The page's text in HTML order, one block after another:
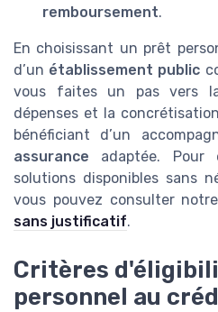
remboursement.
En choisissant un prêt
d’un établissement public
vous faites un pas vers
dépenses et la
bénéficiant d’un
assurance adaptée.
solutions disponibles sans
vous pouvez consulter
sans justificatif.
Critères
personnel au